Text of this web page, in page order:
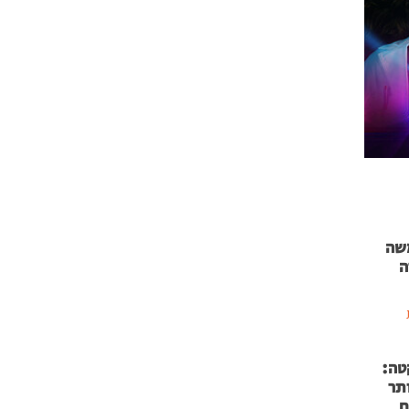
נמשה
אותר